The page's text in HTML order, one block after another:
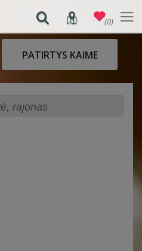
PATIRTYS KAIME
(0)